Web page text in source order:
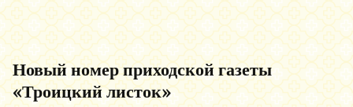
Новый номер приходской газеты
«Троицкий листок»